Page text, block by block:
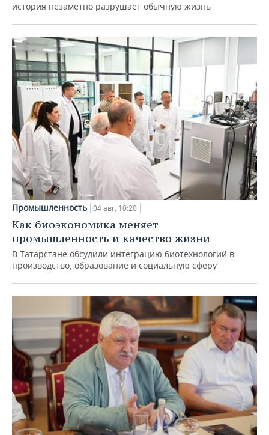
история незаметно разрушает обычную жизнь
Промышленность 04 авг, 10:20
Как биоэкономика меняет
промышленность и качество жизни
В Татарстане обсудили интеграцию биотехнологий в
производство, образование и социальную сферу